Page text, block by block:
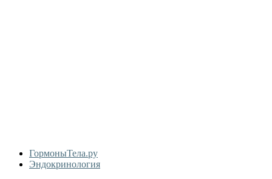
ГормоныТела.ру
Эндокринология